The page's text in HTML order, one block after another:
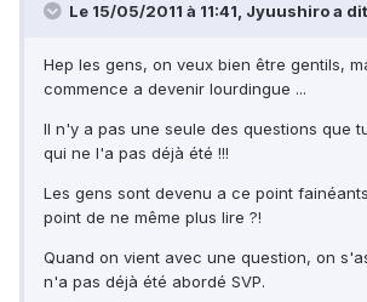
Le 15/05/2011 à 11:41, Jyuushiro a
Hep les gens, on veux bien être gentils,
commence a devenir lourdingue ...
Il n'y a pas une seule des questions que
qui ne l'a pas déjà été !!!
Les gens sont devenu a ce point
point de ne même plus lire ?!
Quand on vient avec une question, on
n'a pas déjà été abordé SVP.